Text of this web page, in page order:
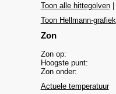
Toon alle hittegolven|
Toon Hellmann-grafiek
Zon
Zon op:
Hoogste punt:
Zon onder:
Actuele temperatuur